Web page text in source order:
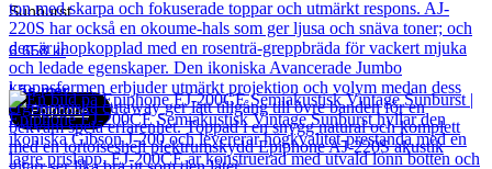
Sunburst
6 658kr
Läs mer
Epiphone